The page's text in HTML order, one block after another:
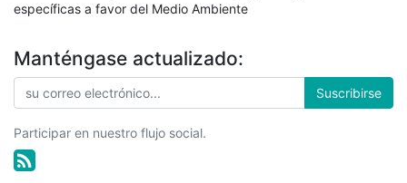
específicas a favor del Medio Ambiente
Manténgase actualizado:
Suscribirse
Participar en nuestro flujo social.